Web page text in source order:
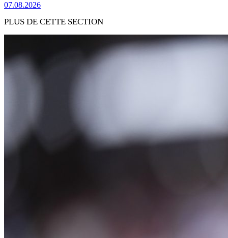
07.08.2026
PLUS DE CETTE SECTION